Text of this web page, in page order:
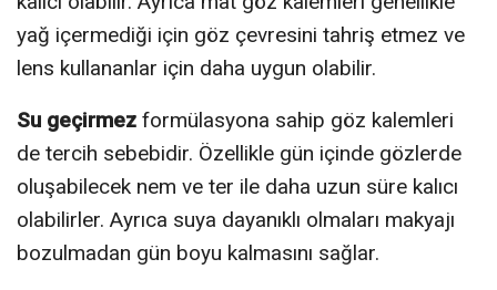
yağ içermediği için göz çevresini tahriş etmez ve
lens kullananlar için daha uygun olabilir.
Su geçirmez formülasyona sahip göz kalemleri
de tercih sebebidir. Özellikle gün içinde gözlerde
oluşabilecek nem ve ter ile daha uzun süre kalıcı
olabilirler. Ayrıca suya dayanıklı olmaları makyajı
bozulmadan gün boyu kalmasını sağlar.